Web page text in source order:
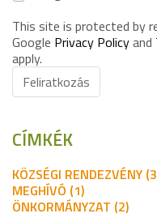
This site is protected by
Google Privacy Policyand
apply.
Feliratkozás
CÍMKÉK
KÖZSÉGI RENDEZVÉNY
MEGHÍVÓ (1)
ÖNKORMÁNYZAT (2)